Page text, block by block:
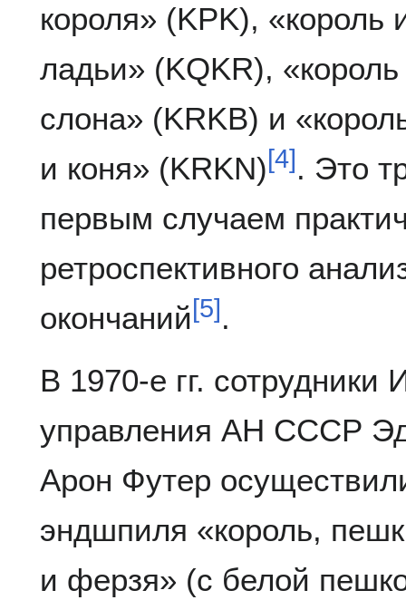
короля» (KPK), «король
ладьи» (KQKR),
слона» (KRKB) и
и коня» (KRKN)[4] . Это
первым случаем
ретроспективного
окончаний[5] .
В 1970-е гг. сотрудники
управления АН СССР
Арон Футер
эндшпиля «король,
и ферзя» (с белой